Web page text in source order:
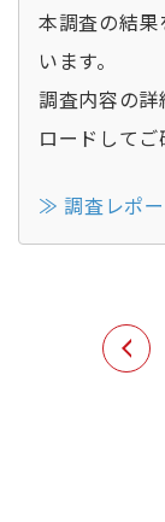
本調査の結
います。
調査内容の
ロードして
≫ 調査レポ